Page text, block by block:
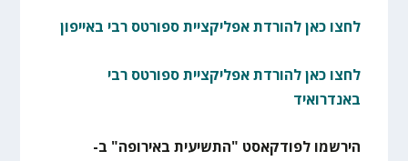
לחצו כאן להורדת אפליקציית ספורטס רבי באייפון
לחצו כאן להורדת אפליקציית ספורטס רבי
באנדרואיד
הירשמו לפודקאסט "התשיעית באירופה" ב-